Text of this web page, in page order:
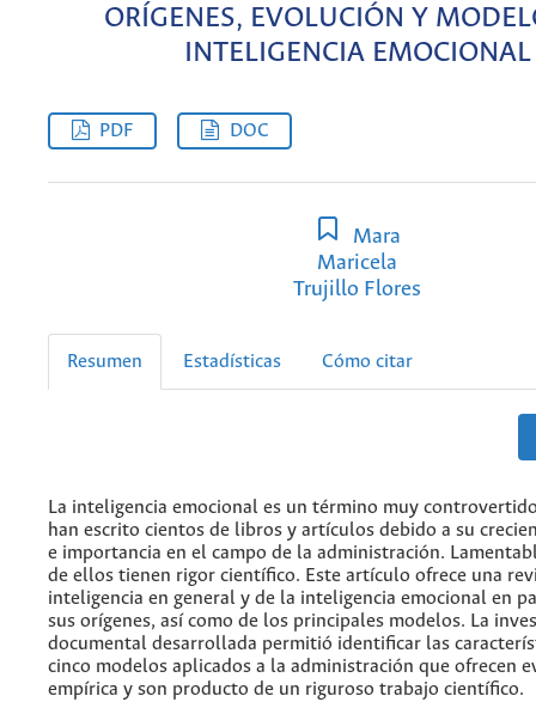
ORÍGENES, EVOLUCIÓN Y
INTELIGENCIA EMOCIONAL
PDF DOC
Mara
Maricela
Trujillo Flores
Resumen Estadísticas Cómo citar
La inteligencia emocional es un término muy
han escrito cientos de libros y artículos debido a su
e importancia en el campo de la administración.
de ellos tienen rigor científico. Este artículo ofrece una
inteligencia en general y de la inteligencia emocional en
sus orígenes, así como de los principales modelos. La
documental desarrollada permitió identificar las
cinco modelos aplicados a la administración que ofrecen
empírica y son producto de un riguroso trabajo científico.